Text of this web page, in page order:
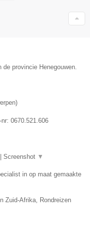
provincie Henegouwen.
)
nr: 0670.521.606
Screenshot ▼
in op maat gemaakte
Zuid-Afrika, Rondreizen